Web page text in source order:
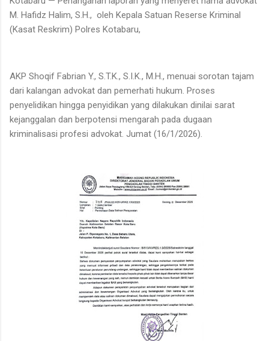
M. Hafidz Halim, S.H., oleh Kepala Satuan Reserse Kriminal
(Kasat Reskrim) Polres Kotabaru,
AKP Shoqif Fabrian Y., S.T.K., S.I.K., M.H., menuai sorotan tajam
dari kalangan advokat dan pemerhati hukum. Proses
penyelidikan hingga penyidikan yang dilakukan dinilai sarat
kejanggalan dan berpotensi mengarah pada dugaan
kriminalisasi profesi advokat. Jumat (16/1/2026).